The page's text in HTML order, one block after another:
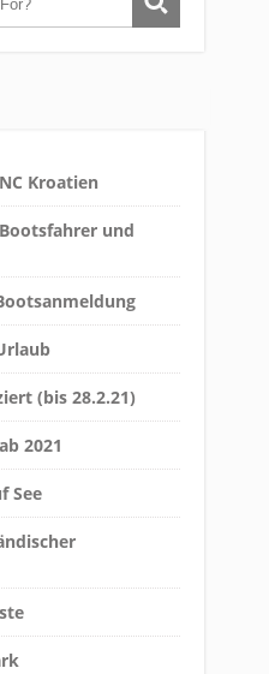
Kroatien
und
(bis 28.2.21)
2021
See